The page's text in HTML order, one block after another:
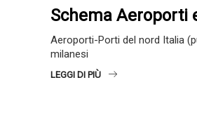
Schema Aeroporti
Aeroporti-Porti del nord Italia
milanesi
LEGGI DI PIÙ